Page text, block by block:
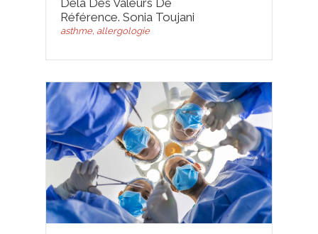
Référence. Sonia Toujani
asthme, allergologie